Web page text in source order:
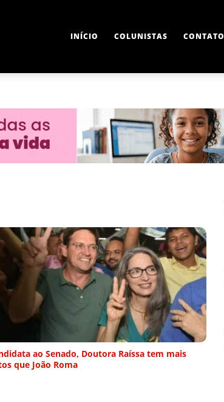
INÍCIO COLUNISTAS CONTATO
ao Senado, Doutora Raíssa tem mais
que João Roma